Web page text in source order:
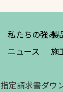
私たちの強み
ニュース
製
施
指定請求書ダウ